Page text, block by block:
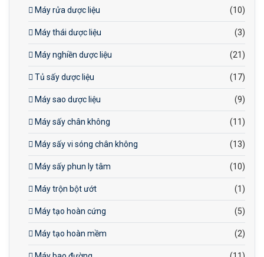
Máy rửa dược liệu (10)
Máy thái dược liệu (3)
Máy nghiền dược liệu (21)
Tủ sấy dược liệu (17)
Máy sao dược liệu (9)
Máy sấy chân không (11)
Máy sấy vi sóng chân không (13)
Máy sấy phun ly tâm (10)
Máy trộn bột ướt (1)
Máy tạo hoàn cứng (5)
Máy tạo hoàn mềm (2)